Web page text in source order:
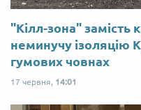
"Кілл-зона" замість
неминучу ізоляцію
гумових човнах
17 червня, 14:01